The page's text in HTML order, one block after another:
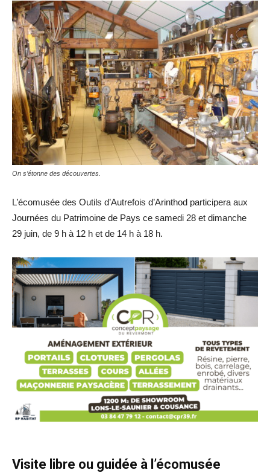
On s’étonne des découvertes.
L’écomusée des Outils d’Autrefois d’Arinthod participera aux
Journées du Patrimoine de Pays ce samedi 28 et dimanche
29 juin, de 9 h à 12 h et de 14 h à 18 h.
Visite libre ou guidée à l’écomusée